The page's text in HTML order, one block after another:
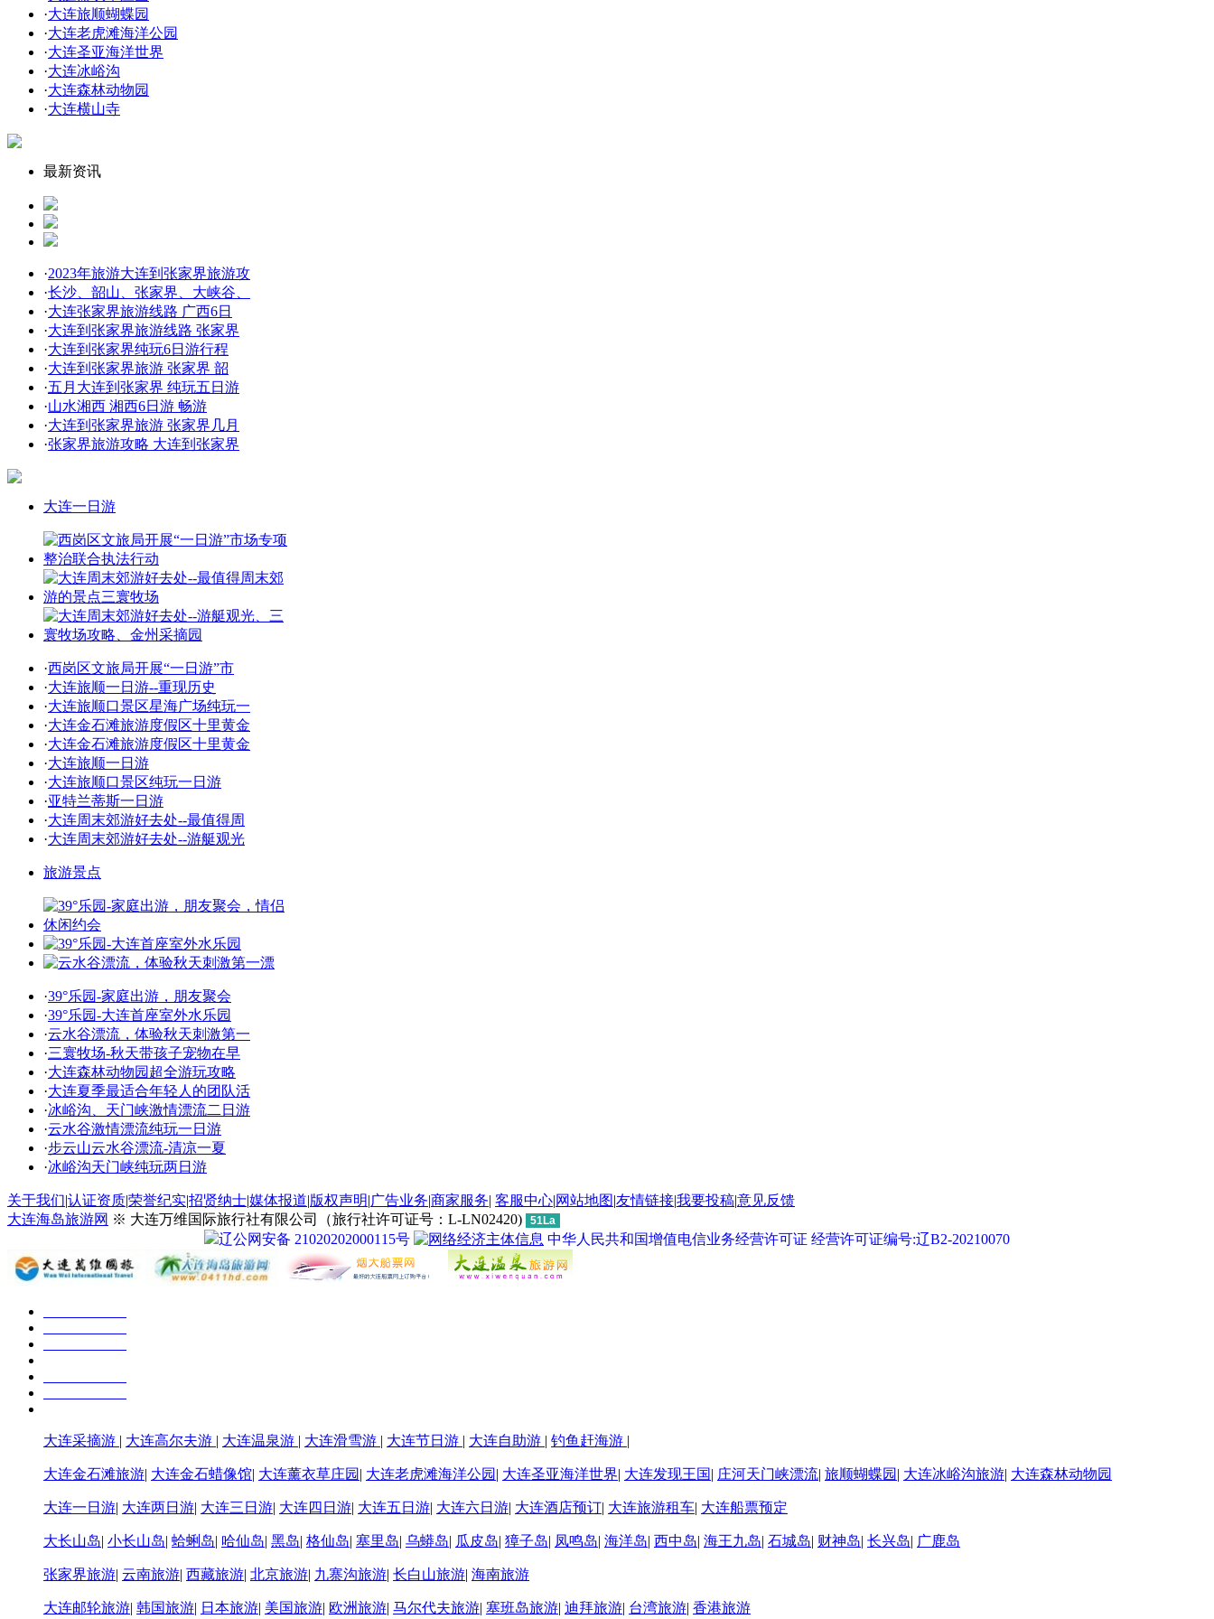
·大连旅顺蝴蝶园
·大连老虎滩海洋公园
·大连圣亚海洋世界
·大连冰峪沟
·大连森林动物园
·大连横山寺
最新资讯
·2023年旅游大连到张家界旅游攻
·长沙、韶山、张家界、大峡谷、
·大连张家界旅游线路 广西6日
·大连到张家界旅游线路 张家界
·大连到张家界纯玩6日游行程
·大连到张家界旅游 张家界 韶
·五月大连到张家界 纯玩五日游
·山水湘西 湘西6日游 畅游
·大连到张家界旅游 张家界几月
·张家界旅游攻略 大连到张家界
大连一日游
·西岗区文旅局开展“一日游”市
·大连旅顺一日游--重现历史
·大连旅顺口景区星海广场纯玩一
·大连金石滩旅游度假区十里黄金
·大连金石滩旅游度假区十里黄金
·大连旅顺一日游
·大连旅顺口景区纯玩一日游
·亚特兰蒂斯一日游
·大连周末郊游好去处--最值得周
·大连周末郊游好去处--游艇观光
旅游景点
·39°乐园-家庭出游，朋友聚会
·39°乐园-大连首座室外水乐园
·云水谷漂流，体验秋天刺激第一
·三寰牧场-秋天带孩子宠物在早
·大连森林动物园超全游玩攻略
·大连夏季最适合年轻人的团队活
·冰峪沟、天门峡激情漂流二日游
·云水谷激情漂流纯玩一日游
·步云山云水谷漂流-清凉一夏
·冰峪沟天门峡纯玩两日游
关于我们|认证资质|荣誉纪实|招贤纳士|媒体报道|版权声明|广告业务|商家服务| 客服中心|网站地图|友情链接|我要投稿|意见反馈
大连海岛旅游网 ※ 大连万维国际旅行社有限公司（旅行社许可证号：L-LN02420) 51La
辽公网安备 21020202000115号 中华人民共和国增值电信业务经营许可证 经营许可证编号:辽B2-20210070
大连采摘游 | 大连高尔夫游 | 大连温泉游 | 大连滑雪游 | 大连节日游 | 大连自助游 | 钓鱼赶海游 |
大连金石滩旅游| 大连金石蜡像馆| 大连薰衣草庄园 | 大连老虎滩海洋公园 | 大连圣亚海洋世界| 大连发现王国| 庄河天门峡漂流| 旅顺蝴蝶园 | 大连冰峪沟旅游| 大连森林动物园
大连一日游| 大连两日游| 大连三日游| 大连四日游| 大连五日游| 大连六日游| 大连酒店预订| 大连旅游租车| 大连船票预定
大长山岛| 小长山岛| 蛤蜊岛| 哈仙岛| 黑岛| 格仙岛| 塞里岛| 乌蟒岛| 瓜皮岛| 獐子岛| 凤鸣岛| 海洋岛| 西中岛| 海王九岛| 石城岛| 财神岛| 长兴岛| 广鹿岛
张家界旅游| 云南旅游| 西藏旅游| 北京旅游| 九寨沟旅游| 长白山旅游| 海南旅游
大连邮轮旅游| 韩国旅游| 日本旅游| 美国旅游| 欧洲旅游| 马尔代夫旅游| 塞班岛旅游| 迪拜旅游| 台湾旅游| 香港旅游